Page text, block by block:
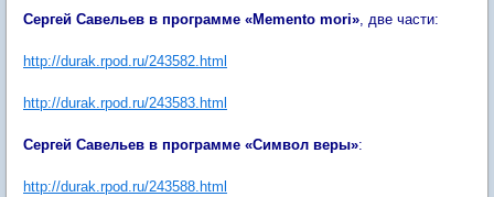
Сергей Савельев в программе «Memento mori», две части:
http://durak.rpod.ru/243582.html
http://durak.rpod.ru/243583.html
Сергей Савельев в программе «Символ веры»:
http://durak.rpod.ru/243588.html